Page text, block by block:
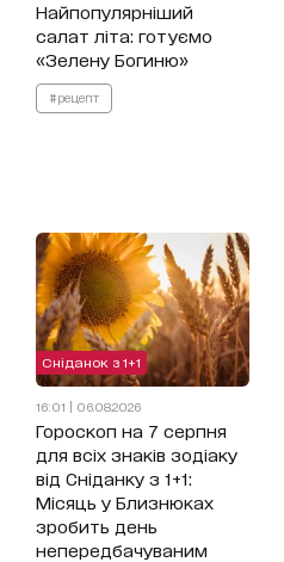
Найпопулярніший
салат літа: готуємо
«Зелену Богиню»
#рецепт
Сніданок з 1+1
16:01 | 06.08.2026
Гороскоп на 7 серпня
для всіх знаків зодіаку
від Сніданку з 1+1:
Місяць у Близнюках
зробить день
непередбачуваним